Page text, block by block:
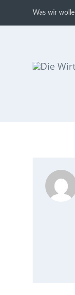
Was wir